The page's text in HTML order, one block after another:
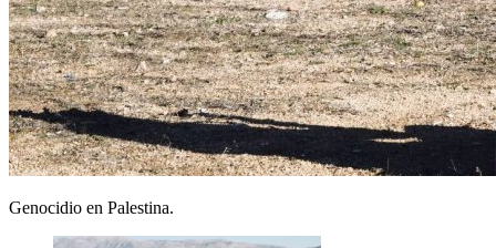
Genocidio en Palestina.